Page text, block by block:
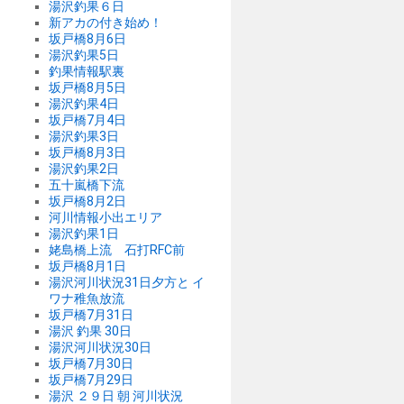
湯沢釣果６日
新アカの付き始め！
坂戸橋8月6日
湯沢釣果5日
釣果情報駅裏
坂戸橋8月5日
湯沢釣果4日
坂戸橋7月4日
湯沢釣果3日
坂戸橋8月3日
湯沢釣果2日
五十嵐橋下流
坂戸橋8月2日
河川情報小出エリア
湯沢釣果1日
姥島橋上流 石打RFC前
坂戸橋8月1日
湯沢河川状況31日夕方と イ
ワナ稚魚放流
坂戸橋7月31日
湯沢 釣果 30日
湯沢河川状況30日
坂戸橋7月30日
坂戸橋7月29日
湯沢 ２９日 朝 河川状況